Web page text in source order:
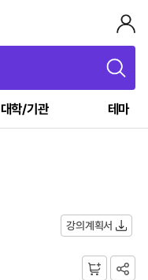
대학/기관 테마
강의계획서